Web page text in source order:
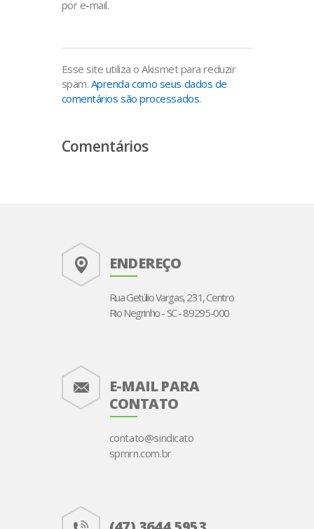
por e-mail.
Esse site utiliza o Akismet para reduzir
spam. Aprenda como seus dados de
comentários são processados.
Comentários
ENDEREÇO
Rua Getúlio Vargas, 231, Centro
Rio Negrinho - SC - 89295-000
E-MAIL PARA
CONTATO
contato@sindicato
spmrn.com.br